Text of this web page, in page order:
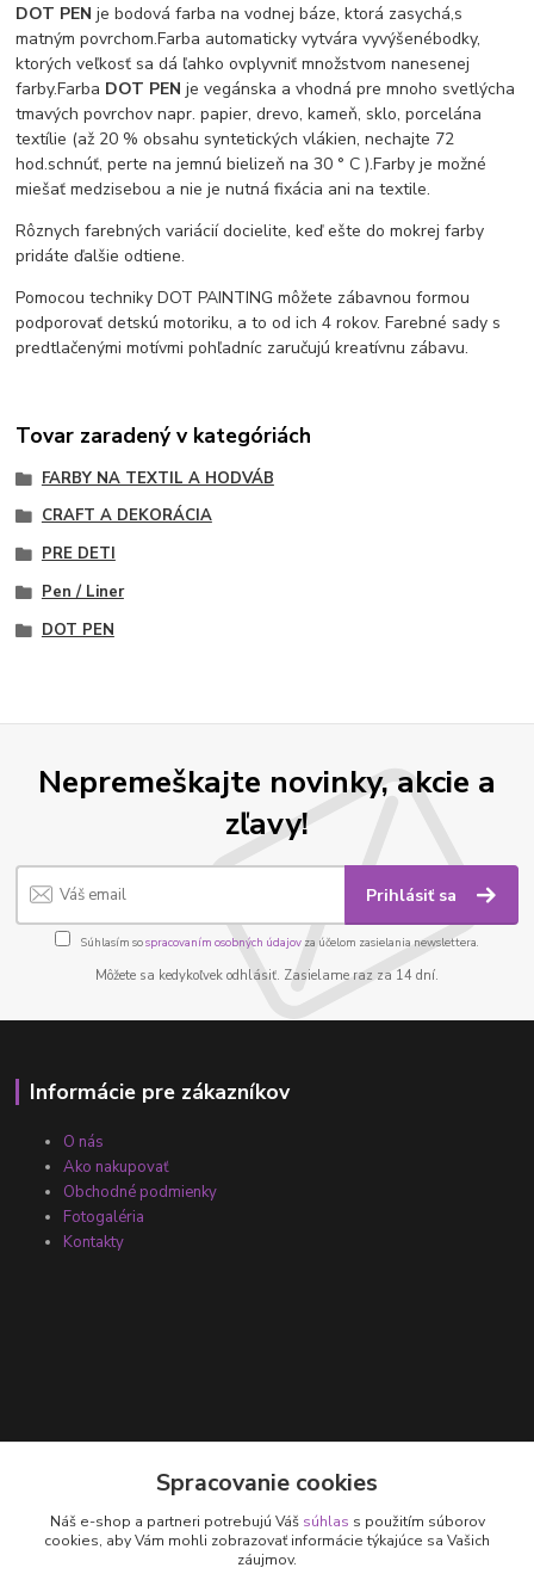
DOT PEN je bodová farba na vodnej báze, ktorá zasychá,s
matným povrchom.Farba automaticky vytvára vyvýšenébodky,
ktorých veľkosť sa dá ľahko ovplyvniť množstvom nanesenej
farby.Farba DOT PEN je vegánska a vhodná pre mnoho svetlýcha
tmavých povrchov napr. papier, drevo, kameň, sklo, porcelána
textílie (až 20 % obsahu syntetických vlákien, nechajte 72
hod.schnúť, perte na jemnú bielizeň na 30 ° C ).Farby je možné
miešať medzisebou a nie je nutná fixácia ani na textile.
Rôznych farebných variácií docielite, keď ešte do mokrej farby
pridáte ďalšie odtiene.
Pomocou techniky DOT PAINTING môžete zábavnou formou
podporovať detskú motoriku, a to od ich 4 rokov. Farebné sady s
predtlačenými motívmi pohľadníc zaručujú kreatívnu zábavu.
Tovar zaradený v kategóriách
FARBY NA TEXTIL A HODVÁB
CRAFT A DEKORÁCIA
PRE DETI
Pen / Liner
DOT PEN
Nepremeškajte novinky, akcie a
zľavy!
Prihlásiť sa
Súhlasím sospracovaním osobných údajov za účelom zasielania newslettera.
Môžete sa kedykoľvek odhlásiť. Zasielame raz za 14 dní.
Informácie pre zákazníkov
O nás
Ako nakupovať
Obchodné podmienky
Fotogaléria
Kontakty
+421 905 531 251
Spracovanie cookies
Náš e-shop a partneri potrebujú Váš súhlas s použitím súborov
cookies, aby Vám mohli zobrazovať informácie týkajúce sa Vašich
záujmov.